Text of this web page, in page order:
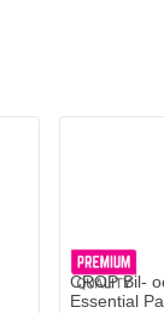
CROP Bil-
Essential